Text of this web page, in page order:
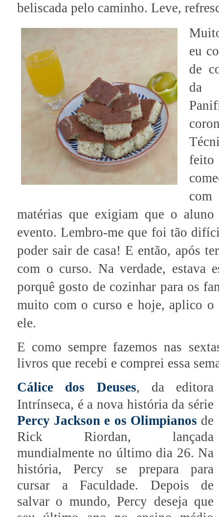
beliscada pelo caminho. Leve,
eu
de
da
com
matérias que exigiam que o
evento. Lembro-me que foi tão
poder sair de casa! E então, após
com o curso. Na verdade, estava
porquê gosto de cozinhar para os
muito com o curso e hoje, aplico o
ele.
E como sempre fazemos nas
livros que recebi e comprei essa
Cálice dos Deuses, da editora
Intrínseca, é a nova história da série
Percy Jackson e os Olimpianos de
Rick Riordan, lançada
mundialmente no último dia 26. Na
história, Percy se prepara para
cursar a Faculdade. Depois de
salvar o mundo, Percy deseja que